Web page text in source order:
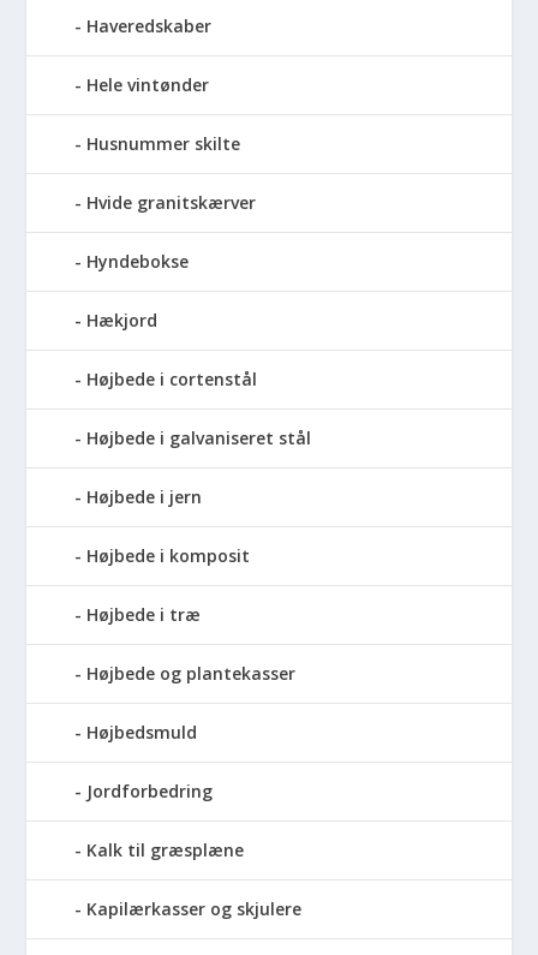
Haveredskaber
Hele vintønder
Husnummer skilte
Hvide granitskærver
Hyndebokse
Hækjord
Højbede i cortenstål
Højbede i galvaniseret stål
Højbede i jern
Højbede i komposit
Højbede i træ
Højbede og plantekasser
Højbedsmuld
Jordforbedring
Kalk til græsplæne
Kapilærkasser og skjulere